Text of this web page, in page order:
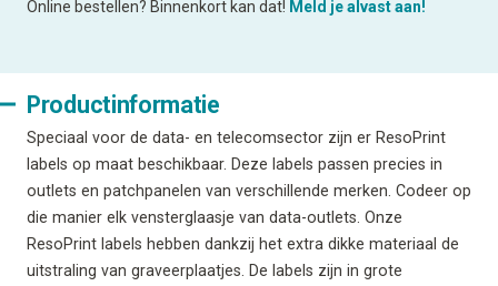
Online bestellen? Binnenkort kan dat! Meld je alvast aan!
Productinformatie
Speciaal voor de data- en telecomsector zijn er ResoPrint
labels op maat beschikbaar. Deze labels passen precies in
outlets en patchpanelen van verschillende merken. Codeer op
die manier elk vensterglaasje van data-outlets. Onze
ResoPrint labels hebben dankzij het extra dikke materiaal de
uitstraling van graveerplaatjes. De labels zijn in grote